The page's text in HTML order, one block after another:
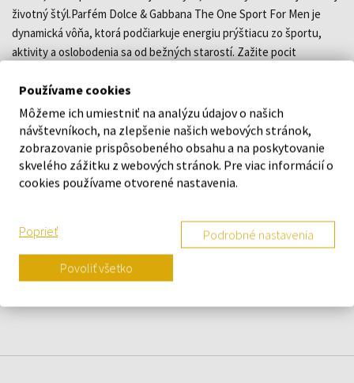
životný štýl.Parfém Dolce & Gabbana The One Sport For Men je
dynamická vôňa, ktorá podčiarkuje energiu prýštiacu zo športu,
aktivity a oslobodenia sa od bežných starostí. Zažite pocit
Men.
DETAILY
O ZNAČKE
Náš výber na mieru presne pre
vás
Používame cookies
Môžeme ich umiestniť na analýzu údajov o našich
návštevníkoch, na zlepšenie našich webových stránok,
zobrazovanie prispôsobeného obsahu a na poskytovanie
skvelého zážitku z webových stránok. Pre viac informácií o
cookies používame otvorené nastavenia.
Poprieť Podrobné nastavenia
Povoliť všetko